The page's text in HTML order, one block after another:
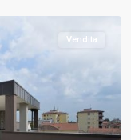
Vendita